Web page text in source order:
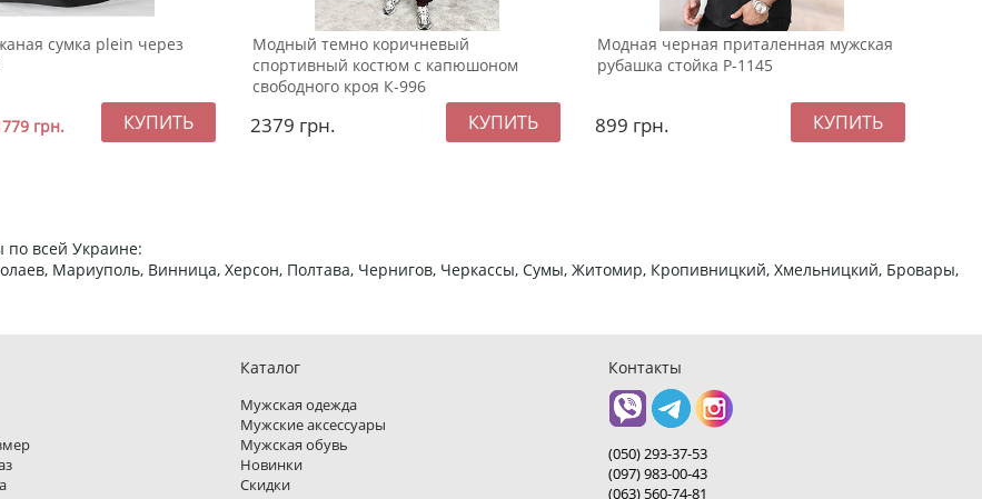
сумка plein через
грн.
Модный темно коричневый
спортивный костюм с капюшоном
свободного кроя К-996
2379 грн.
Модная черная приталенная мужская
рубашка стойка Р-1145
899 грн.
по всей Украине:
Мариуполь, Винница, Херсон, Полтава, Чернигов, Черкассы, Сумы, Житомир, Кропивницкий, Хмельницкий, Бровары,
Каталог
Мужская одежда
Мужские аксессуары
Мужская обувь
Новинки
Скидки
Контакты
(050) 293-37-53
(097) 983-00-43
(063) 560-74-81